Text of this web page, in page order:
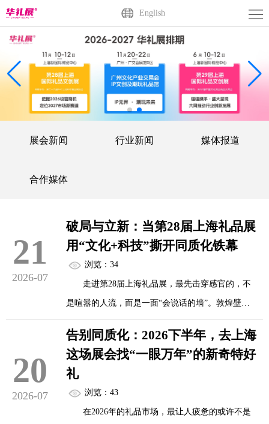
English
首
页
关
于
会
展
中
众
活
展会新闻 行业新闻 媒体报道
合作媒体
21
2026-07
破局与立新：当第28届上海礼品展
用“文化+科技”撕开同质化铁幕
浏览：34
走进第28届上海礼品展，最先击穿感官的，不
是喧嚣的人流，而是一面“会说话的墙”。敦煌壁画
中的飞天在纳米微晶屏上飘然起舞，每一条飘带的
轨迹都对应着实时天气数据——这不是某个先锋艺
术展的现场，而是一款智能空气净化器的交互界
面。当传统礼品展还在为保温杯该印牡丹还是龙纹
踌躇时，这场展会已用“文化+科技”的双螺旋结构，
撕开了行业沉积多年的同质化铁幕。
20
2026-07
告别同质化：2026下半年，去上海
这场展会找“一眼万年”的新奇特好
礼
浏览：43
在2026年的礼品市场，最让人疲惫的或许不是